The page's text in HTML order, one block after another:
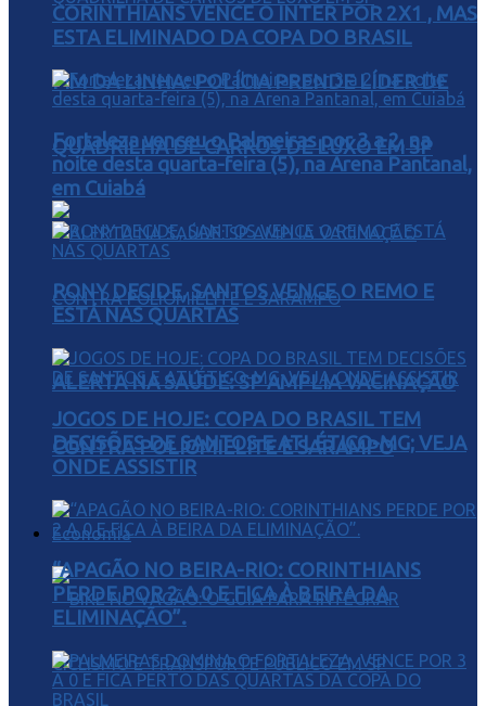
FIM DA LINHA: POLÍCIA PRENDE LÍDER DE
QUADRILHA DE CARROS DE LUXO EM SP
ALERTA NA SAÚDE: SP AMPLIA VACINAÇÃO
CONTRA POLIOMIELITE E SARAMPO
Economia
CORINTHIANS VENCE O INTER POR 2X1 , MAS
ESTA ELIMINADO DA COPA DO BRASIL
Fortaleza venceu o Palmeiras por 3 a 2, na
noite desta quarta-feira (5), na Arena Pantanal,
em Cuiabá
RONY DECIDE, SANTOS VENCE O REMO E
ESTÁ NAS QUARTAS
JOGOS DE HOJE: COPA DO BRASIL TEM
DECISÕES DE SANTOS E ATLÉTICO-MG; VEJA
ONDE ASSISTIR
“APAGÃO NO BEIRA-RIO: CORINTHIANS
PERDE POR 2 A 0 E FICA À BEIRA DA
ELIMINAÇÃO”.